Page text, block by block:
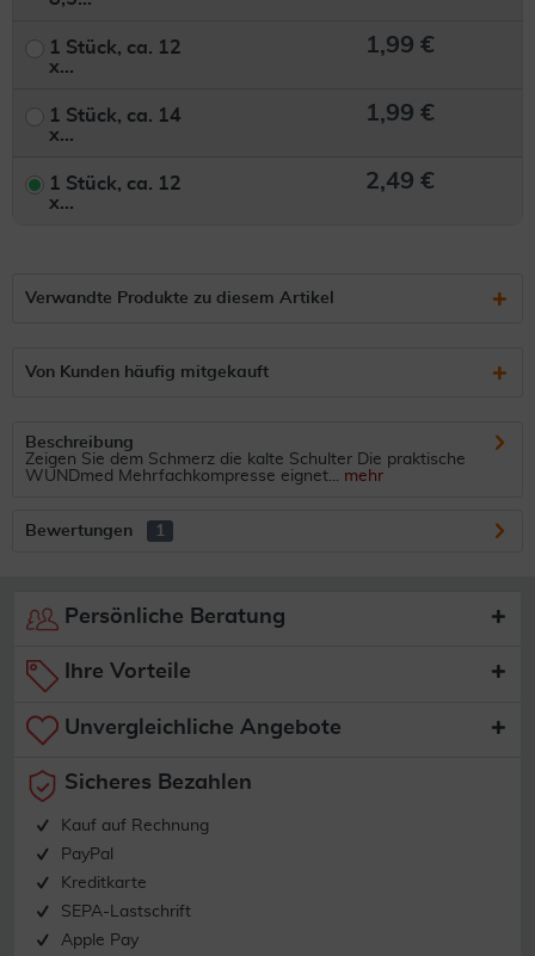
1 Stück, ca. 12
x...
1,99 €
1 Stück, ca. 14
x...
1,99 €
1 Stück, ca. 12
x...
2,49 €
Verwandte Produkte zu diesem Artikel
Von Kunden häufig mitgekauft
Beschreibung
Zeigen Sie dem Schmerz die kalte Schulter Die praktische
WUNDmed Mehrfachkompresse eignet... mehr
Bewertungen 1
Persönliche Beratung
Ihre Vorteile
Unvergleichliche Angebote
Sicheres Bezahlen
Kauf auf Rechnung
PayPal
Kreditkarte
SEPA-Lastschrift
Apple Pay